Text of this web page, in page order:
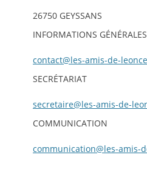
26750 GEYSSANS
INFORMATIONS
contact@les-amis-de-
SECRÉTARIAT
secretaire@les-amis-de-
COMMUNICATION
communication@les-amis-